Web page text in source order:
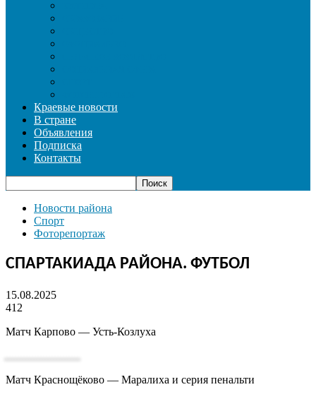
Краевые новости
В стране
Объявления
Подписка
Контакты
Новости района
Спорт
Фоторепортаж
СПАРТАКИАДА РАЙОНА. ФУТБОЛ
15.08.2025
412
Матч Карпово — Усть-Козлуха
Матч Краснощёково — Маралиха и серия пенальти